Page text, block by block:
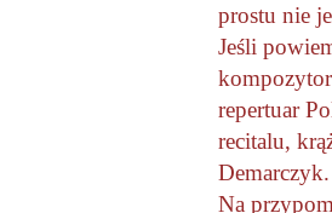
prostu nie
Jeśli
repertuar
recitalu,
Na